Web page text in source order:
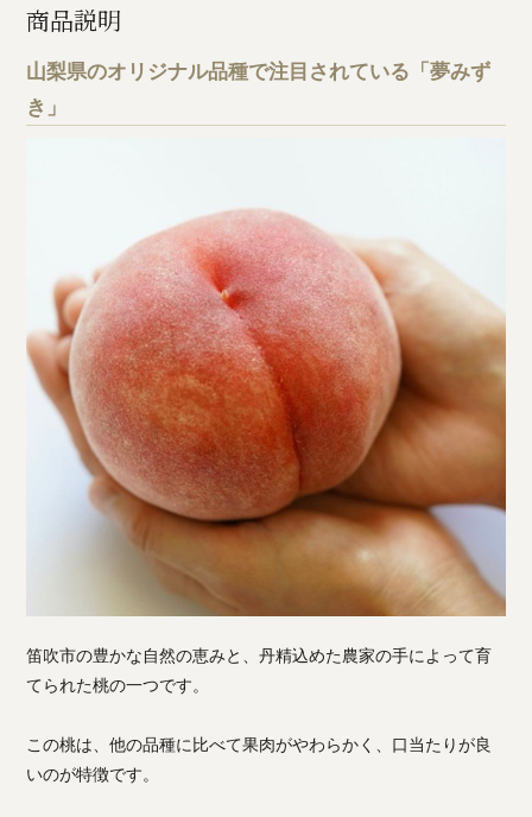
商品説明
山梨県のオリジナル品種で注目されている「夢みず
き」
笛吹市の豊かな自然の恵みと、丹精込めた農家の手によって育
てられた桃の一つです。
この桃は、他の品種に比べて果肉がやわらかく、口当たりが良
いのが特徴です。